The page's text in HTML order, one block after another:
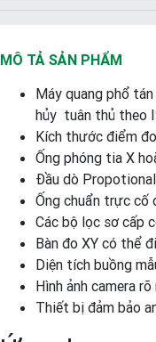
MÔ TẢ SẢN PHẨM
Máy quang phổ
hủy tuân thủ theo
Kích thước điểm
Ống phóng tia X
Đầu dò
Ống chuẩn trực cố
Các bộ lọc sơ cấp
Bàn đo XY có thể
Diện tích buồng
Hình ảnh camera
Thiết bị đảm bảo